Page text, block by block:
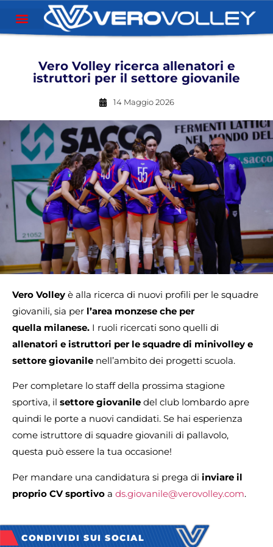
Vero Volley ricerca allenatori e
istruttori per il settore giovanile
14 Maggio 2026
Vero Volley è alla ricerca di nuovi profili per le squadre
giovanili, sia per l’area monzese che per
quella milanese. I ruoli ricercati sono quelli di
allenatori e istruttori per le squadre di minivolley e
settore giovanile nell’ambito dei progetti scuola.
Per completare lo staff della prossima stagione
sportiva, il settore giovanile del club lombardo apre
quindi le porte a nuovi candidati. Se hai esperienza
come istruttore di squadre giovanili di pallavolo,
questa può essere la tua occasione!
Per mandare una candidatura si prega di inviare il
proprio CV sportivo a ds.giovanile@verovolley.com.
CONDIVIDI SUI SOCIAL